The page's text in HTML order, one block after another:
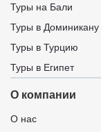
Туры на Бали
Туры в Доминикану
Туры в Турцию
Туры в Египет
О компании
О нас